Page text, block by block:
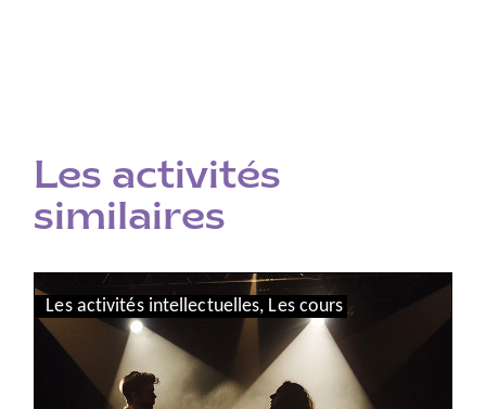
Les activités
similaires
Les activités intellectuelles, Les cours